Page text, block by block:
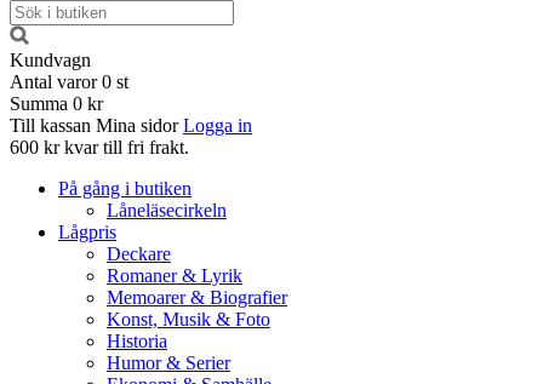
Kundvagn
Antal varor 0 st
Summa 0 kr
Till kassan Mina sidor Logga in
600 kr kvar till fri frakt.
På gång i butiken
Låneläsecirkeln
Lågpris
Deckare
Romaner & Lyrik
Memoarer & Biografier
Konst, Musik & Foto
Historia
Humor & Serier